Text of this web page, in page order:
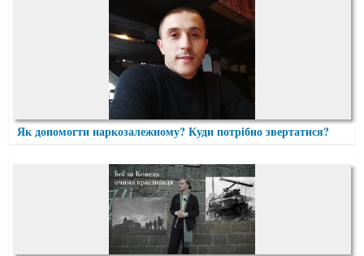
Як допомогти наркозалежному? Куди потрібно звертатися?